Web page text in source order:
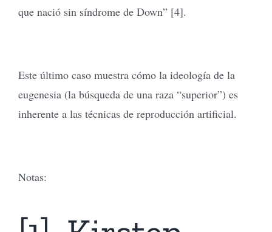
que nació sin síndrome de Down” [4].
Este último caso muestra cómo la ideología de la
eugenesia (la búsqueda de una raza “superior”) es
inherente a las técnicas de reproducción artificial.
Notas: